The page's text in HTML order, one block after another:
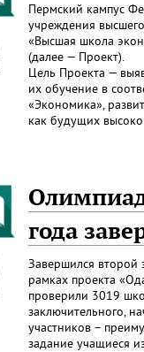
Пермский кампус
учреждения
«Высшая школа
(далее — Проект).
Цель Проекта —
их обучение в
«Экономика»,
как будущих
года
Завершился второй
рамках проекта
проверили 3019
заключительного,
участников –
задание учащиеся